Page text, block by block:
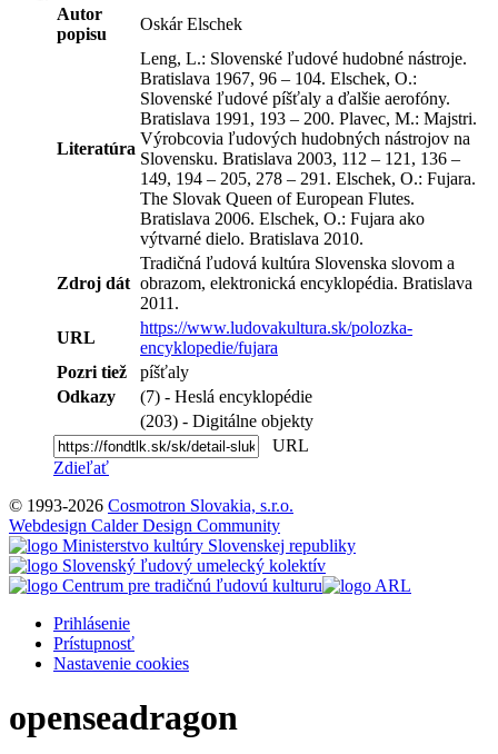
Autor
popisu
Oskár Elschek
Literatúra
Leng, L.: Slovenské ľudové hudobné nástroje.
Bratislava 1967, 96 – 104. Elschek, O.:
Slovenské ľudové píšťaly a ďalšie aerofóny.
Bratislava 1991, 193 – 200. Plavec, M.: Majstri.
Výrobcovia ľudových hudobných nástrojov na
Slovensku. Bratislava 2003, 112 – 121, 136 –
149, 194 – 205, 278 – 291. Elschek, O.: Fujara.
The Slovak Queen of European Flutes.
Bratislava 2006. Elschek, O.: Fujara ako
výtvarné dielo. Bratislava 2010.
Zdroj dát
Tradičná ľudová kultúra Slovenska slovom a
obrazom, elektronická encyklopédia. Bratislava
2011.
URL
https://www.ludovakultura.sk/polozka-
encyklopedie/fujara
Pozri tiež
píšťaly
Odkazy
(7) - Heslá encyklopédie
(203) - Digitálne objekty
URL
Zdieľať
© 1993-2026 Cosmotron Slovakia, s.r.o.
Webdesign Calder Design Community
Prihlásenie
Prístupnosť
Nastavenie cookies
openseadragon